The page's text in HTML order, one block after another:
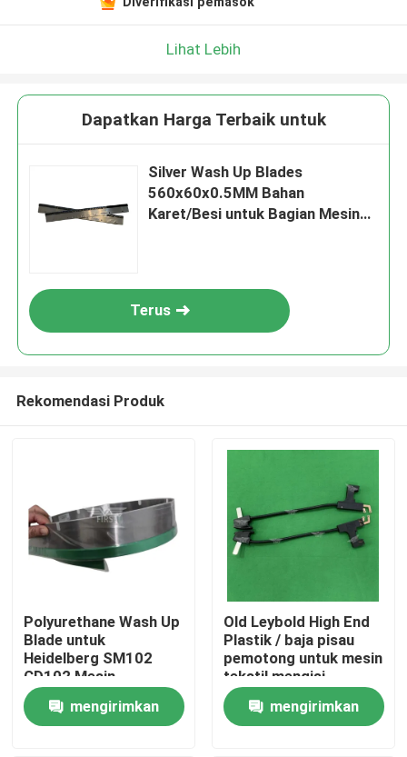
Beranda
Lihat Lebih
Dapatkan Harga Terbaik untuk
Silver Wash Up Blades
560x60x0.5MM Bahan
Karet/Besi untuk Bagian Mesin
Terus
Rekomendasi Produk
Polyurethane Wash Up
Blade untuk
Heidelberg SM102
CD102 Mesin
Pencetakan Offset
dengan Ketebalan
2mm
mengirimkan
Old Leybold High End
Plastik / baja pisau
pemotong untuk mesin
tekstil mengisi
gerakan berhenti
dengan panjang
275mm
mengirimkan